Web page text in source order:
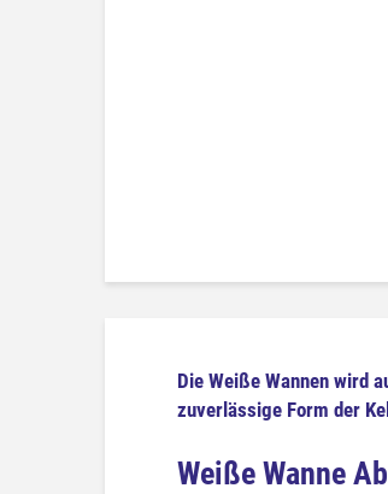
Die Weiße Wannen wird
zuverlässige Form der
Weiße Wanne